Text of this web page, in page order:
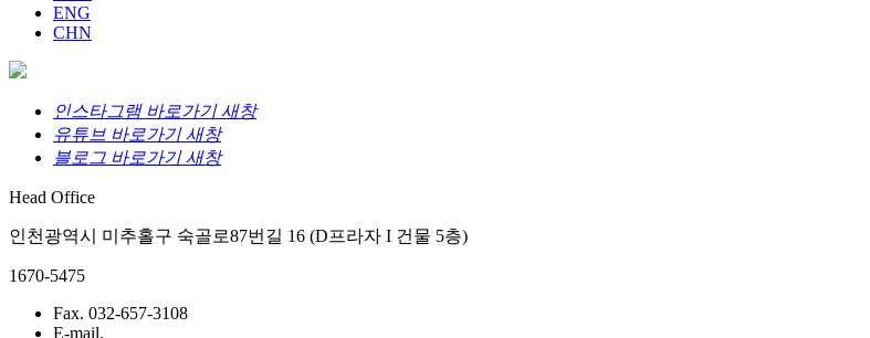
ENG
CHN
인스타그램 바로가기 새창
유튜브 바로가기 새창
블로그 바로가기 새창
Head Office
인천광역시 미추홀구 숙골로87번길 16 (D프라자 I 건물 5층)
1670-5475
Fax. 032-657-3108
E-mail.